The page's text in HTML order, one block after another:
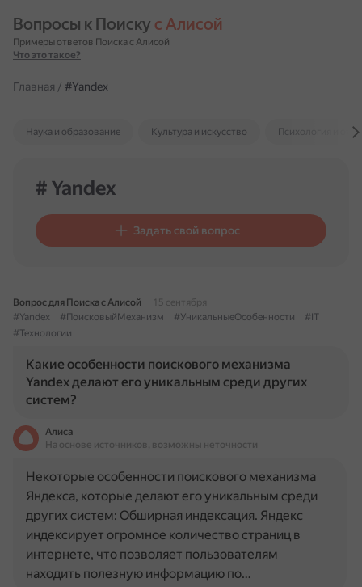
Вопросы к Поиску с Алисой
Примеры ответов Поиска с Алисой
Что это такое?
Главная / #Yandex
Наука и образование Культура и искусство Психология и
# Yandex
Задать свой вопрос
Вопрос для Поиска с Алисой
15 сентября
#Yandex
#ПоисковыйМеханизм #УникальныеОсобенности
#IT
#Технологии
Какие особенности поискового механизма
Yandex делают его уникальным среди других
систем?
Алиса
На основе источников, возможны неточности
Некоторые особенности поискового механизма
Яндекса, которые делают его уникальным среди
других систем: Обширная индексация. Яндекс
индексирует огромное количество страниц в
интернете, что позволяет пользователям
находить полезную информацию по…